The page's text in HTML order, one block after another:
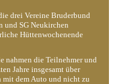
drei Vereine Bruderbund
und SG Neukirchen
Hüttenwochenende
nahmen die Teilnehmer und
Jahre insgesamt über
dem Auto und nicht zu